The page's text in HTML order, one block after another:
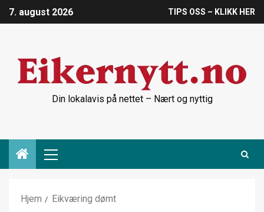
7. august 2026 TIPS OSS – KLIKK HER
Din lokalavis på nettet – Nært og nyttig
Hjem Eikværing dømt